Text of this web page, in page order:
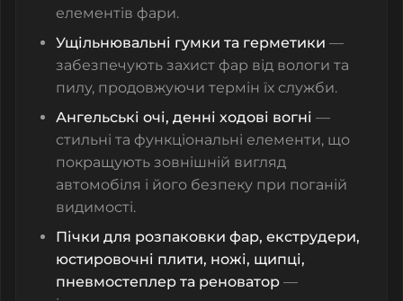
елементів фари.
Ущільнювальні гумки та герметики —
забезпечують захист фар від вологи та
пилу, продовжуючи термін їх служби.
Ангельські очі, денні ходові вогні —
стильні та функціональні елементи, що
покращують зовнішній вигляд
автомобіля і його безпеку при поганій
видимості.
Пічки для розпаковки фар, екструдери,
юстировочні плити, ножі, щипці,
пневмостеплер та реноватор —